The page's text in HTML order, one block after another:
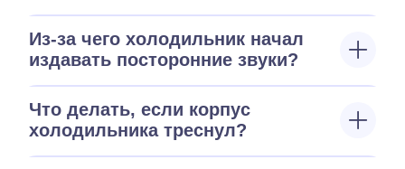
Из-за чего холодильник начал
издавать посторонние звуки?
Что делать, если корпус
холодильника треснул?